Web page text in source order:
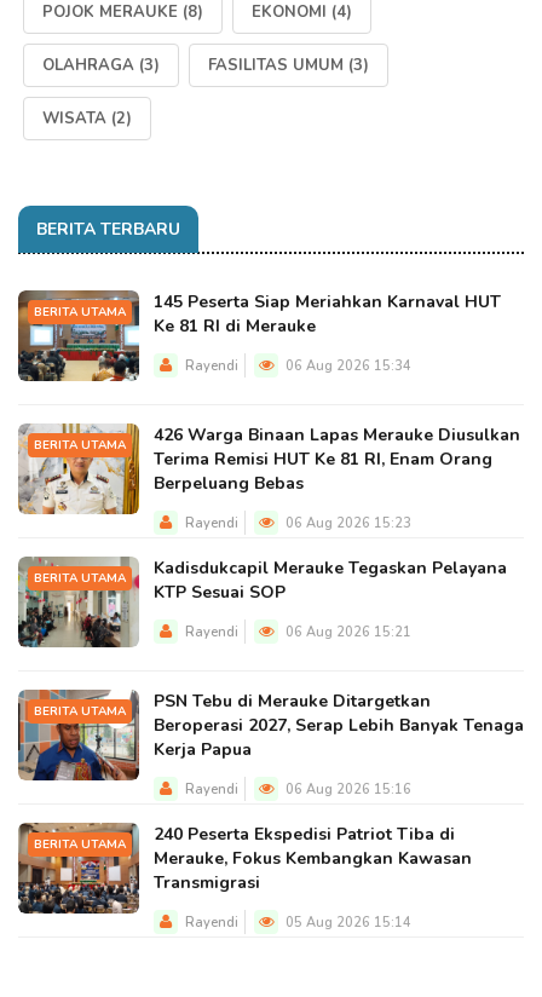
POJOK MERAUKE (8) EKONOMI (4)
OLAHRAGA (3) FASILITAS UMUM (3)
WISATA (2)
BERITA TERBARU
BERITA UTAMA
145 Peserta Siap Meriahkan Karnaval HUT
Ke 81 RI di Merauke
Rayendi 06 Aug 2026 15:34
BERITA UTAMA
426 Warga Binaan Lapas Merauke Diusulkan
Terima Remisi HUT Ke 81 RI, Enam Orang
Berpeluang Bebas
Rayendi 06 Aug 2026 15:23
BERITA UTAMA
Kadisdukcapil Merauke Tegaskan Pelayana
KTP Sesuai SOP
Rayendi 06 Aug 2026 15:21
BERITA UTAMA
PSN Tebu di Merauke Ditargetkan
Beroperasi 2027, Serap Lebih Banyak Tenaga
Kerja Papua
Rayendi 06 Aug 2026 15:16
BERITA UTAMA
240 Peserta Ekspedisi Patriot Tiba di
Merauke, Fokus Kembangkan Kawasan
Transmigrasi
Rayendi 05 Aug 2026 15:14